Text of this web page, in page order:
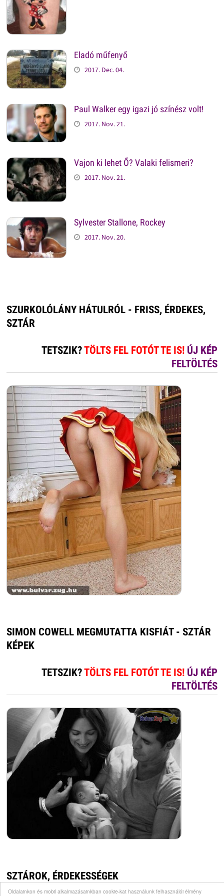
Oldalainkon és mobil alkalmazásainkban cookie-kat használunk felhasználói élmény
Eladó műfenyő
2017. Dec. 04.
Paul Walker egy igazi jó színész volt!
2017. Nov. 21.
Vajon ki lehet Ő? Valaki felismeri?
2017. Nov. 21.
Sylvester Stallone, Rockey
2017. Nov. 20.
SZURKOLÓLÁNY HÁTULRÓL - FRISS, ÉRDEKES,
SZTÁR
TETSZIK?TÖLTS FEL FOTÓT TE IS! ÚJ KÉP
FELTÖLTÉS
SIMON COWELL MEGMUTATTA KISFIÁT - SZTÁR
KÉPEK
TETSZIK?TÖLTS FEL FOTÓT TE IS! ÚJ KÉP
FELTÖLTÉS
SZTÁROK, ÉRDEKESSÉGEK